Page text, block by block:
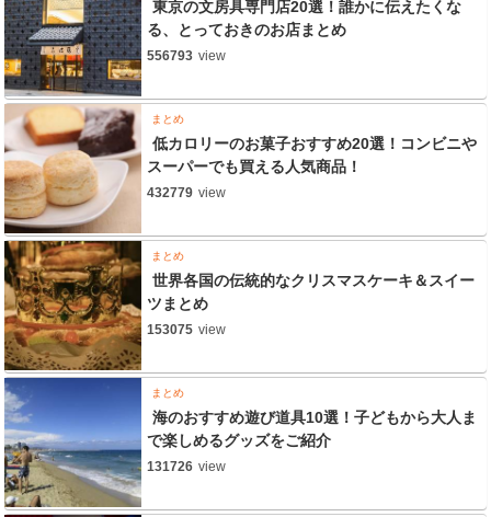
東京の文房具専門店20選！誰かに伝えたくな
る、とっておきのお店まとめ
556793 view
まとめ
低カロリーのお菓子おすすめ20選！コンビニや
スーパーでも買える人気商品！
432779 view
まとめ
世界各国の伝統的なクリスマスケーキ＆スイー
ツまとめ
153075 view
まとめ
海のおすすめ遊び道具10選！子どもから大人ま
で楽しめるグッズをご紹介
131726 view